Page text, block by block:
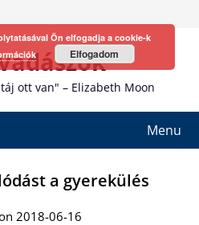
ott van" – Elizabeth Moon
Menu
a gyerekülés
2018-06-16
Ön elfogadja a cookie-k
Elfogadom